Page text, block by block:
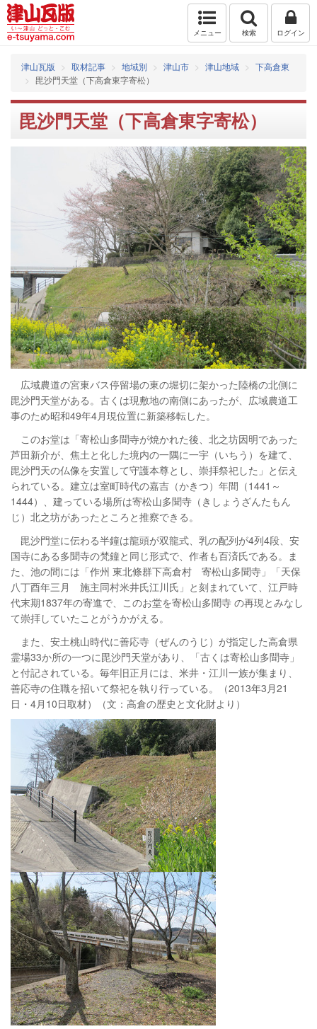
メニュー 検索 ログイン
津山瓦版 取材記事 地域別 津山市 津山地域
下高倉東
毘沙門天堂（下高倉東字寄松）
毘沙門天堂（下高倉東字寄松）
広域農道の宮東バス停留場の東の堀切に架かった陸橋の北側に
毘沙門天堂がある。古くは現敷地の南側にあったが、広域農道工
事のため昭和49年4月現位置に新築移転した。
このお堂は「寄松山多聞寺が焼かれた後、北之坊因明であった
芦田新介が、焦土と化した境内の一隅に一宇（いちう）を建て、
毘沙門天の仏像を安置して守護本尊とし、崇拝祭祀した」と伝え
られている。建立は室町時代の嘉吉（かきつ）年間（1441～
1444）、建っている場所は寄松山多聞寺（きしょうざんたもん
じ）北之坊があったところと推察できる。
毘沙門堂に伝わる半鐘は龍頭が双龍式、乳の配列が4列4段、安
国寺にある多聞寺の梵鐘と同じ形式で、作者も百済氏である。ま
た、池の間には「作州 東北條群下高倉村 寄松山多聞寺」「天保
八丁酉年三月 施主同村米井氏江川氏」と刻まれていて、江戸時
代末期1837年の寄進で、このお堂を寄松山多聞寺 の再現とみなし
て崇拝していたことがうかがえる。
また、安土桃山時代に善応寺（ぜんのうじ）が指定した高倉県
霊場33か所の一つに毘沙門天堂があり、「古くは寄松山多聞寺」
と付記されている。毎年旧正月には、米井・江川一族が集まり、
善応寺の住職を招いて祭祀を執り行っている。（2013年3月21
日・4月10日取材）（文：高倉の歴史と文化財より）